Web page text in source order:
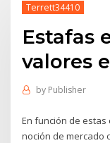
Terrett34410
Estafas
valores
by Publisher
En función de
noción de mercado